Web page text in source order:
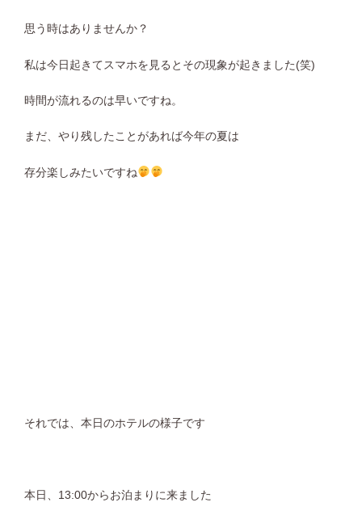
思う時はありませんか？
私は今日起きてスマホを見るとその現象が起きました(笑)
時間が流れるのは早いですね。
まだ、やり残したことがあれば今年の夏は
存分楽しみたいですね
それでは、本日のホテルの様子です
本日、13:00からお泊まりに来ました